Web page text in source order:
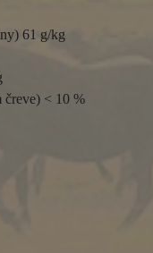
61 g/kg
čreve) < 10 %